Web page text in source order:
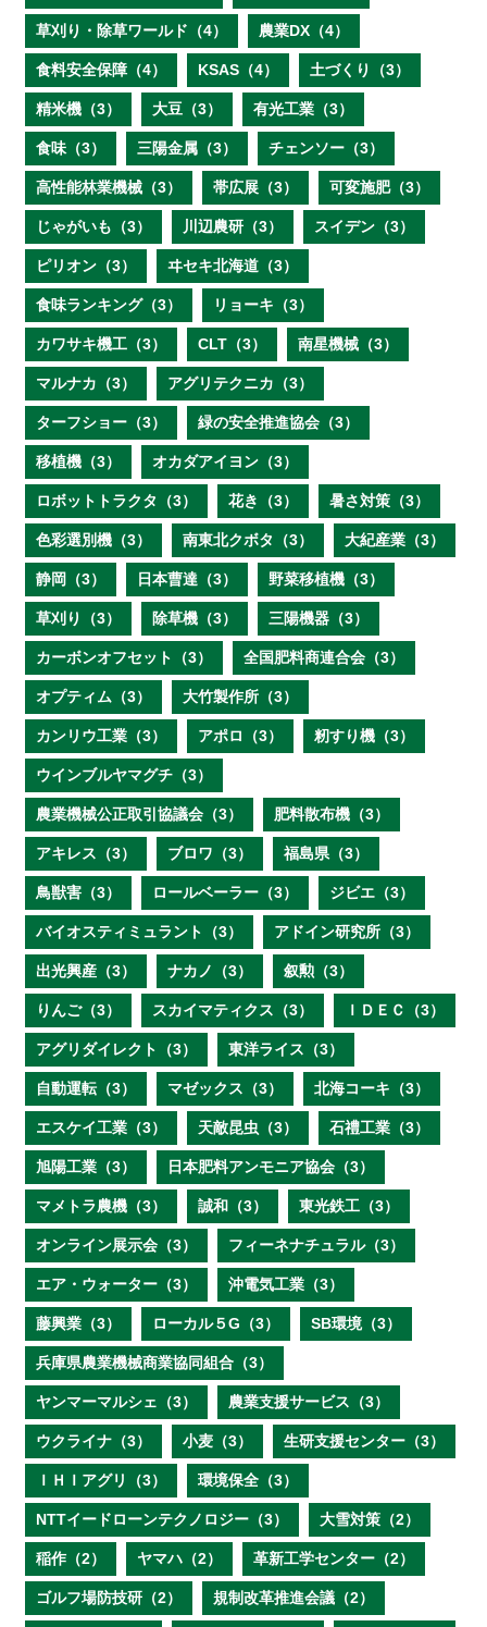
草刈り・除草ワールド（4） 農業DX（4）
食料安全保障（4） KSAS（4） 土づくり（3）
精米機（3） 大豆（3） 有光工業（3）
食味（3） 三陽金属（3） チェンソー（3）
高性能林業機械（3） 帯広展（3） 可変施肥（3）
じゃがいも（3） 川辺農研（3） スイデン（3）
ピリオン（3） ヰセキ北海道（3）
食味ランキング（3） リョーキ（3）
カワサキ機工（3） CLT（3） 南星機械（3）
マルナカ（3） アグリテクニカ（3）
ターフショー（3） 緑の安全推進協会（3）
移植機（3） オカダアイヨン（3）
ロボットトラクタ（3） 花き（3） 暑さ対策（3）
色彩選別機（3） 南東北クボタ（3） 大紀産業（3）
静岡（3） 日本曹達（3） 野菜移植機（3）
草刈り（3） 除草機（3） 三陽機器（3）
カーボンオフセット（3） 全国肥料商連合会（3）
オプティム（3） 大竹製作所（3）
カンリウ工業（3） アポロ（3） 籾すり機（3）
ウインブルヤマグチ（3）
農業機械公正取引協議会（3） 肥料散布機（3）
アキレス（3） ブロワ（3） 福島県（3）
鳥獣害（3） ロールベーラー（3） ジビエ（3）
バイオスティミュラント（3） アドイン研究所（3）
出光興産（3） ナカノ（3） 叙勲（3）
りんご（3） スカイマティクス（3） ＩＤＥＣ（3）
アグリダイレクト（3） 東洋ライス（3）
自動運転（3） マゼックス（3） 北海コーキ（3）
エスケイ工業（3） 天敵昆虫（3） 石禮工業（3）
旭陽工業（3） 日本肥料アンモニア協会（3）
マメトラ農機（3） 誠和（3） 東光鉄工（3）
オンライン展示会（3） フィーネナチュラル（3）
エア・ウォーター（3） 沖電気工業（3）
藤興業（3） ローカル５G（3） SB環境（3）
兵庫県農業機械商業協同組合（3）
ヤンマーマルシェ（3） 農業支援サービス（3）
ウクライナ（3） 小麦（3） 生研支援センター（3）
ＩＨＩアグリ（3） 環境保全（3）
NTTイードローンテクノロジー（3） 大雪対策（2）
稲作（2） ヤマハ（2） 革新工学センター（2）
ゴルフ場防技研（2） 規制改革推進会議（2）